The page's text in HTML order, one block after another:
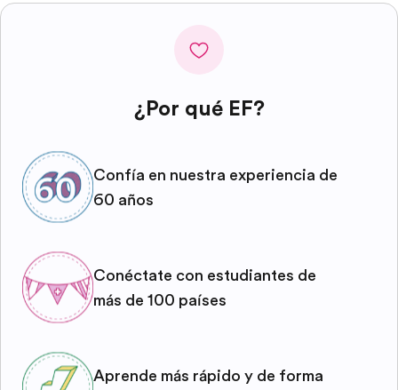
¿Por qué EF?
Confía en nuestra experiencia de
60 años
Conéctate con estudiantes de
más de 100 países
Aprende más rápido y de forma